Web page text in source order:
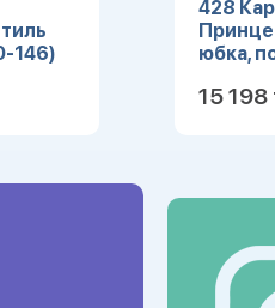
146)
428
юбка,
15 198